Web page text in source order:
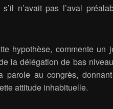
n’avait pas l’aval
hypothèse, commente un
la délégation de bas
parole au congrès,
attitude inhabituelle.